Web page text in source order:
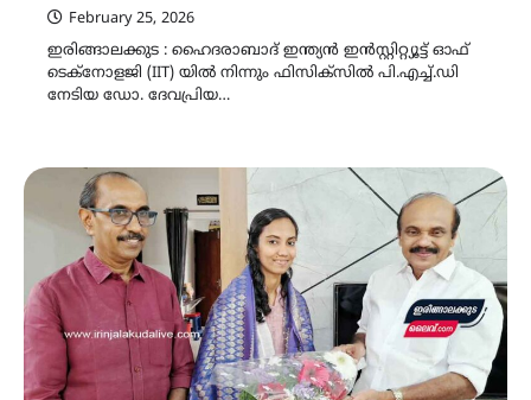
February 25, 2026
ഇരിങ്ങാലക്കുട : ഹൈദരാബാദ് ഇന്ത്യന്‍ ഇന്‍സ്റ്റിറ്റ്യൂട്ട് ഓഫ്
ടെക്നോളജി (IIT) യില്‍ നിന്നും ഫിസിക്സില്‍ പി.എച്ച്.ഡി
നേടിയ ഡോ. ദേവപ്രിയ…